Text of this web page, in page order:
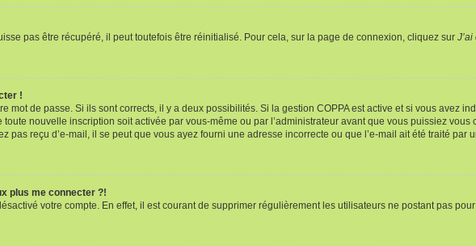
pas être récupéré, il peut toutefois être réinitialisé. Pour cela, sur la page de connexion, cliquez sur
!
mot de passe. Si ils sont corrects, il y a deux possibilités. Si la gestion COPPA est active et si vous avez
nouvelle inscription soit activée par vous-même ou par l’administrateur avant que vous puissiez
pas reçu d’e-mail, il se peut que vous ayez fourni une adresse incorrecte ou que l’e-mail ait été traité
plus me connecter ?!
votre compte. En effet, il est courant de supprimer régulièrement les utilisateurs ne postant pas